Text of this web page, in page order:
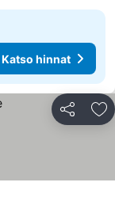
Katso hinnat
Jaa